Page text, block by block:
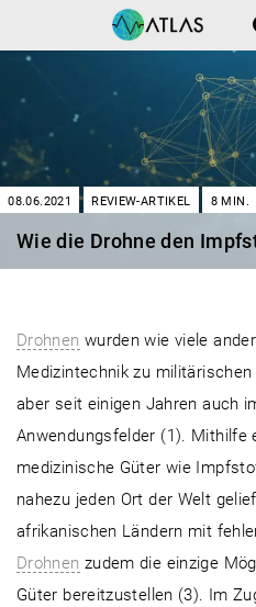
08.06.2021 REVIEW-ARTIKEL 8 MIN.
Wie die Drohne den
Drohnen wurden wie viele
Medizintechnik zu
aber seit einigen Jahren auch
Anwendungsfelder (1). Mithilfe
medizinische Güter wie
nahezu jeden Ort der Welt
afrikanischen Ländern mit
Drohnen zudem die einzige
Güter bereitzustellen (3). Im